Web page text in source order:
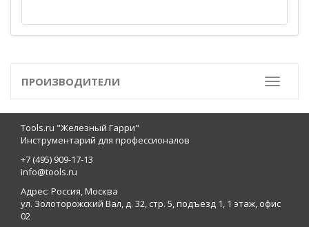
Toggle
ПРОИЗВОДИТЕЛИ
Tools.ru "Железный Гарри"
Инструментарий для профессионалов
+7 (495) 909-17-13
info@tools.ru
Адрес: Россия, Москва
ул. Золоторожский Вал, д. 32, стр. 5, подъезд 1, 1 этаж, офис
02